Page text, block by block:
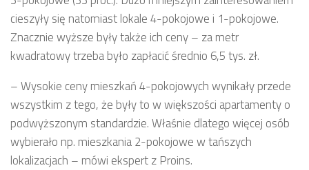
cieszyły się natomiast lokale 4-pokojowe i 1-pokojowe.
Znacznie wyższe były także ich ceny – za metr
kwadratowy trzeba było zapłacić średnio 6,5 tys. zł.
– Wysokie ceny mieszkań 4-pokojowych wynikały przede
wszystkim z tego, że były to w większości apartamenty o
podwyższonym standardzie. Właśnie dlatego więcej osób
wybierało np. mieszkania 2-pokojowe w tańszych
lokalizacjach – mówi ekspert z Proins.